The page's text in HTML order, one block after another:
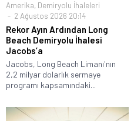
Amerika, Demiryolu İhaleleri
2 Ağustos 2026 20:14
Rekor Ayın Ardından Long
Beach Demiryolu İhalesi
Jacobs’a
Jacobs, Long Beach Limanı'nın
2,2 milyar dolarlık sermaye
programı kapsamındaki...